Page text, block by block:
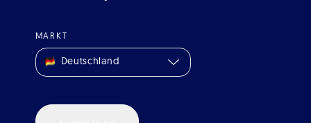
MARKT
Deutschland